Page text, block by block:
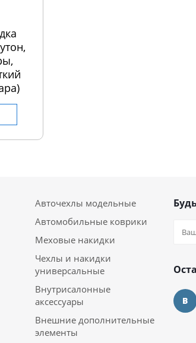
Авточехлы модельные
Автомобильные коврики
Меховые накидки
Чехлы и накидки
универсальные
Внутрисалонные
аксессуары
Внешние дополнительные
элементы